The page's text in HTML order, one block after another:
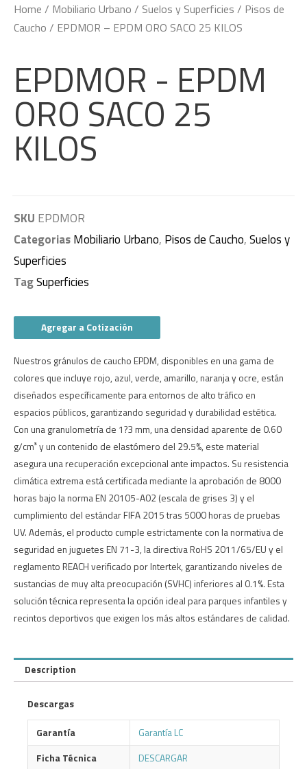
Home / Mobiliario Urbano / Suelos y Superficies / Pisos de
Caucho / EPDMOR – EPDM ORO SACO 25 KILOS
EPDMOR - EPDM
ORO SACO 25
KILOS
SKU EPDMOR
CategoriasMobiliario Urbano, Pisos de Caucho,Suelos y
Superficies
TagSuperficies
Agregar a Cotización
Nuestros gránulos de caucho EPDM, disponibles en una gama de
colores que incluye rojo, azul, verde, amarillo, naranja y ocre, están
diseñados específicamente para entornos de alto tráfico en
espacios públicos, garantizando seguridad y durabilidad estética.
Con una granulometría de 1?3 mm, una densidad aparente de 0.60
g/cm³ y un contenido de elastómero del 29.5%, este material
asegura una recuperación excepcional ante impactos. Su resistencia
climática extrema está certificada mediante la aprobación de 8000
horas bajo la norma EN 20105-A02 (escala de grises 3) y el
cumplimiento del estándar FIFA 2015 tras 5000 horas de pruebas
UV. Además, el producto cumple estrictamente con la normativa de
seguridad en juguetes EN 71-3, la directiva RoHS 2011/65/EU y el
reglamento REACH verificado por Intertek, garantizando niveles de
sustancias de muy alta preocupación (SVHC) inferiores al 0.1%. Esta
solución técnica representa la opción ideal para parques infantiles y
recintos deportivos que exigen los más altos estándares de calidad.
Description
Descargas
Garantía
Garantía LC
Ficha Técnica
DESCARGAR